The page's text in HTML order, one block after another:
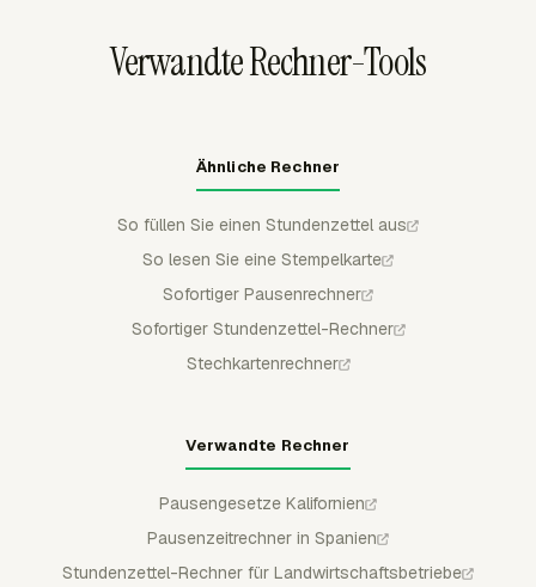
Verwandte Rechner-Tools
Ähnliche Rechner
So füllen Sie einen Stundenzettel aus
So lesen Sie eine Stempelkarte
Sofortiger Pausenrechner
Sofortiger Stundenzettel-Rechner
Stechkartenrechner
Verwandte Rechner
Pausengesetze Kalifornien
Pausenzeitrechner in Spanien
Stundenzettel-Rechner für Landwirtschaftsbetriebe